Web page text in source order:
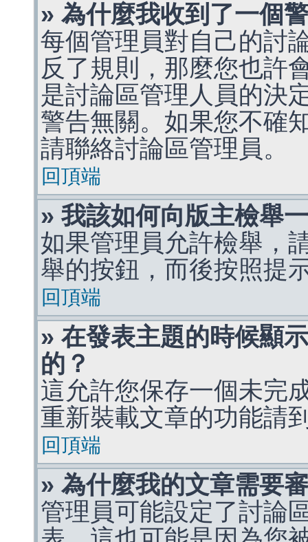
» 為什麼我收到了一個
每個管理員對自己的討
反了規則，那麼您也許
是討論區管理人員的決
警告無關。如果您不確
請聯絡討論區管理員。
回頂端
» 我該如何向版主檢舉
如果管理員允許檢舉，
舉的按鈕，而後按照提
回頂端
» 在發表主題的時候顯
的？
這允許您保存一個未完
重新裝載文章的功能請
回頂端
» 為什麼我的文章需要
管理員可能設定了討論